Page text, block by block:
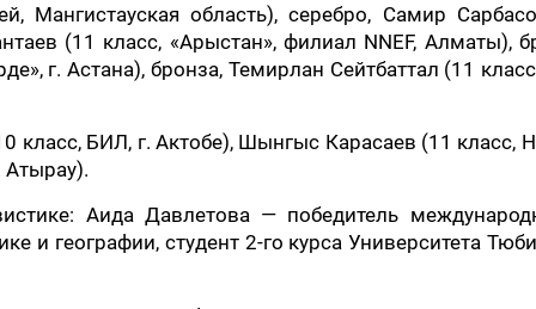
Мангистауская область), серебро, Самир
(11 класс, «Арыстан», филиал NNEF, Алматы),
г. Астана), бронза, Темирлан Сейтбаттал (11
класс, БИЛ, г. Актобе), Шынгыс Карасаев (11 класс,
Атырау).
Аида Давлетова — победитель
и географии, студент 2-го курса Университета